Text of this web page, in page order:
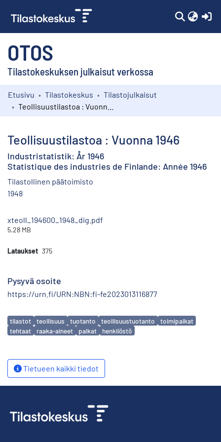
OTOS
Tilastokeskuksen julkaisut verkossa
Kokoelmat
Etusivu Tilastokeskus
Tilastojulkaisut
Teollisuustilastoa : Vuonna 1946
Industristatistik: År 1946
Statistique des industries de Finlande: Année 1946
Tilastollinen päätoimisto
1948
xteoll_194600_1948_dig.pdf
5.28 MB
Lataukset 375
Pysyvä osoite
https://urn.fi/URN:NBN:fi-fe2023013116877
Avainsanat
tilastot teollisuus tuotanto teollisuustuotanto
toimipaikat
tehtaat
raaka-aineet palkat henkilöstö
Tietueen kaikki tiedot